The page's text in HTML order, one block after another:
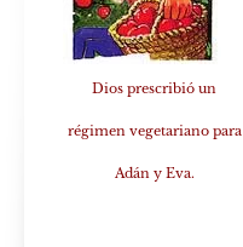
Dios prescribió un
régimen vegetariano para
Adán y Eva.